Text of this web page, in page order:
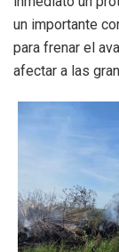
un importante
para frenar el
afectar a las